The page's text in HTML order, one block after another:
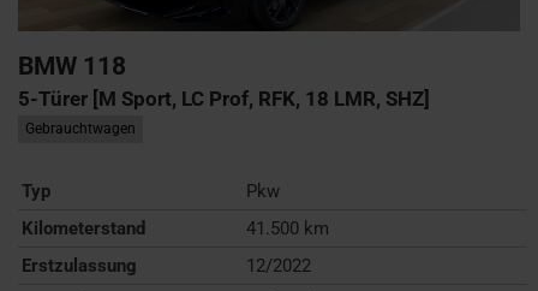
BMW 118
5-Türer [M Sport, LC Prof, RFK, 18 LMR, SHZ]
Gebrauchtwagen
Typ
Pkw
Kilometerstand
41.500 km
Erstzulassung
12/2022